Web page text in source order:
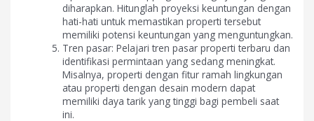
diharapkan. Hitunglah proyeksi keuntungan dengan
hati-hati untuk memastikan properti tersebut
memiliki potensi keuntungan yang menguntungkan.
Tren pasar: Pelajari tren pasar properti terbaru dan
identifikasi permintaan yang sedang meningkat.
Misalnya, properti dengan fitur ramah lingkungan
atau properti dengan desain modern dapat
memiliki daya tarik yang tinggi bagi pembeli saat
ini.